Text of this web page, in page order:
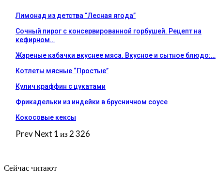
Лимонад из детства “Лесная ягода”
Сочный пирог с консервированной горбушей. Рецепт на
кефирном…
Жареные кабачки вкуснее мяса. Вкусное и сытное блюдо:…
Котлеты мясные “Простые”
Кулич краффин с цукатами
Фрикадельки из индейки в брусничном соусе
Кокосовые кексы
PrevNext 1 из 2 326
Сейчас читают